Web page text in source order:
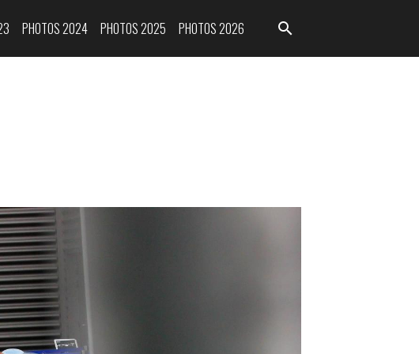
PHOTOS 2024 PHOTOS 2025 PHOTOS 2026